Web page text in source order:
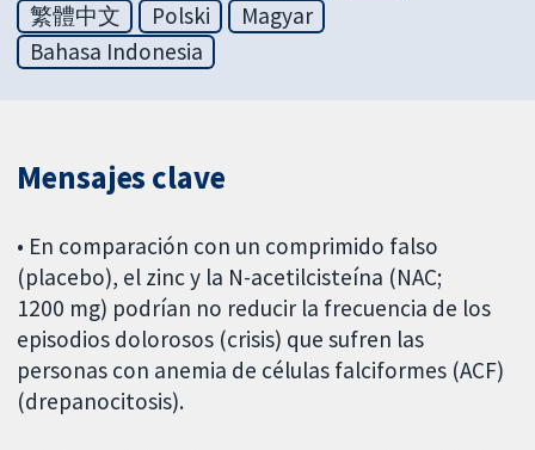
繁體中文
Polski
Magyar
Bahasa Indonesia
Mensajes clave
• En comparación con un comprimido falso
(placebo), el zinc y la N-acetilcisteína (NAC;
1200 mg) podrían no reducir la frecuencia de los
episodios dolorosos (crisis) que sufren las
personas con anemia de células falciformes (ACF)
(drepanocitosis).